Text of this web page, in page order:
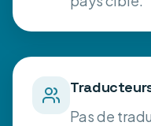
Pas de